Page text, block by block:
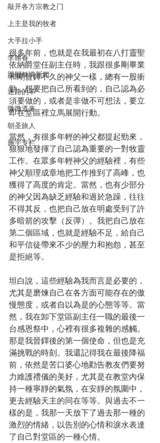
敲开各方宗教之门
上主是我的牧者
大手拉小手
李翰春
跟耶稣讲新闻
迷路的羊
微微道来
朝圣旅人
施宇专栏
很多年前，也就是在我最初在八打靈聖
依納爵堂任副主任時，我跟很多剛畢業
和剛晉鐸不久的神父一樣，總有一股衝
勁，想要把自己所看到的，自己認為必
須要做的，或者是非做不可想法，要立
即在堂區裡立馬展開行動。
當然，有很多年輕的神父都提起勁來，
狠狠地發揮了自己認為重要的一對牧靈
工作。在眾多年輕神父的經驗裡，有些
神父順理成章地把工作推到了高峰，也
獲得了高度的肯定。當然，也有少部分
的神父因為缺乏經驗和過於急躁，往往
不得其反，也把自己放在明處受到了許
多暗箭的攻擊（反彈）。我把自己放在
第二個區域，也就是經驗不足，給自己
和平信徒帶來不少的壓力和抱怨，甚至
是拒絕等。
坦白說，這些經驗為我而言是必要的，
尤其是磨煉自己在各方面可能存在的傲
慢態度，或者自以為是的心態等等。當
然，我在卸下堂區副主任一職的最後一
台感恩祭中，心裡有很多複雜的感觸。
那是我晉鐸後的第一個使命，但也是充
滿挑戰的時刻。我還記得我在最後降福
前，依然是苦口婆心地勸告教友們要努
力維護禮儀的美好，尤其是在教堂內保
持一種寧靜的氣氛，在安靜的氛圍中，
更去經驗天主的同在等等。與過去不一
樣的是，我那一天放下了過去那一種的
激烈的情緒，以告別的心情和淚水表達
了自己對堂區的一種心情。